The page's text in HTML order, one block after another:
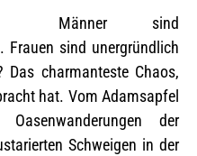
Männer sind
sind unergründlich
charmanteste Chaos,
hat. Vom Adamsapfel
der
Schweigen in der